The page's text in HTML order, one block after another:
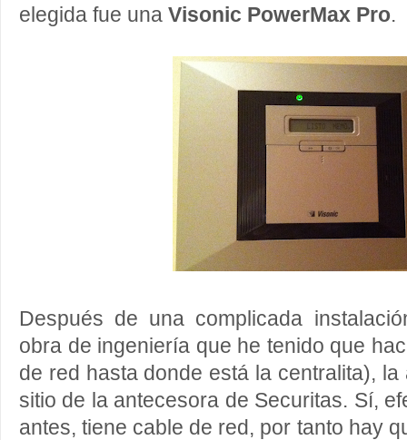
elegida fue una Visonic PowerMax Pro.
Después de una complicada
obra de ingeniería que he tenido que
de red hasta donde está la centralita),
sitio de la antecesora de Securitas. Sí,
antes, tiene cable de red, por tanto hay